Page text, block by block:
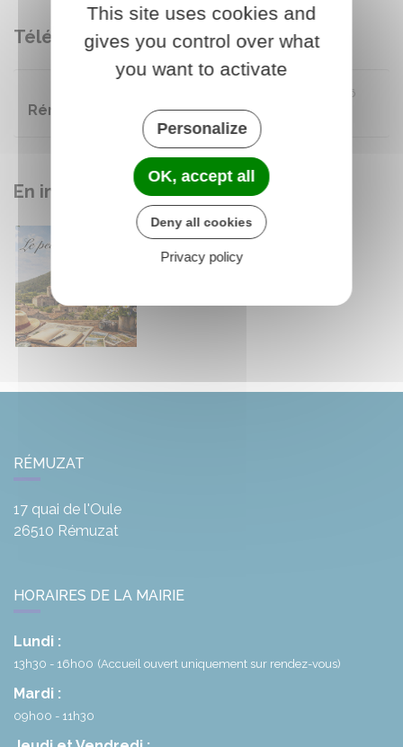
Télécharger
Rémuzatien
PDF 1.6
En images
RÉMUZAT
17 quai de l'Oule
26510 Rémuzat
HORAIRES DE LA MAIRIE
Lundi :
13h30 - 16h00 (Accueil ouvert uniquement sur rendez-vous)
Mardi :
09h00 - 11h30
This site uses cookies and
gives you control over what
you want to activate
Personalize
OK, accept all
Deny all cookies
Privacy policy